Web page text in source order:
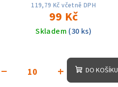
119,79 Kč včetně DPH
99 Kč
Skladem (30 ks)
+
− DO KOŠÍKU